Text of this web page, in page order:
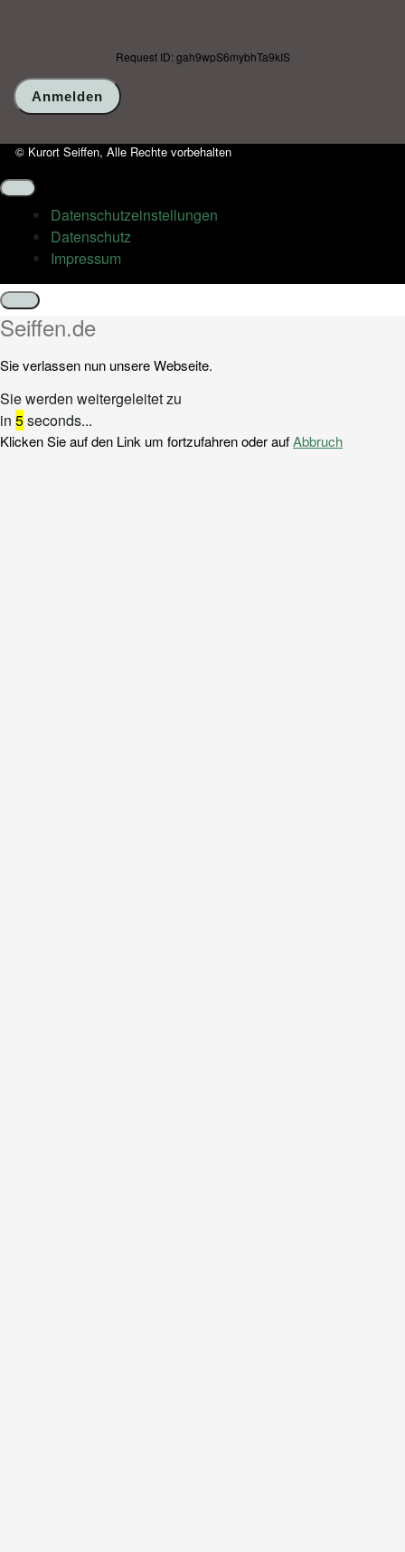
Request ID: gah9wpS6mybhTa9kIS
© Kurort Seiffen, Alle Rechte vorbehalten
Datenschutz­einstellungen
Datenschutz
Impressum
Schließen
Seiffen.de
Sie verlassen nun unsere Webseite.
Sie werden weitergeleitet zu
in 5seconds...
Klicken Sie auf den Link um fortzufahren oder aufAbbruch